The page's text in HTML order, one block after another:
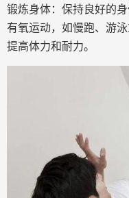
锻炼身体：保持良好的
有氧运动，如慢跑、游
提高体力和耐力。